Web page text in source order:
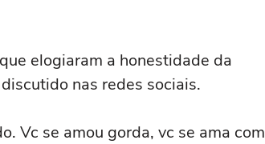
elogiaram a honestidade da
nas redes sociais.
Vc se amou gorda, vc se ama com